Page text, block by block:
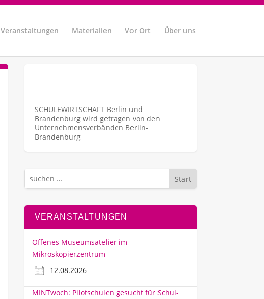
Veranstaltungen Materialien Vor Ort Über uns
SCHULEWIRTSCHAFT Berlin und
Brandenburg wird getragen von den
Unternehmens­verbänden Berlin-
Brandenburg
Start
VERANSTALTUNGEN
Offenes Museumsatelier im
Mikroskopierzentrum
12.08.2026
MINTwoch: Pilotschulen gesucht für Schul-